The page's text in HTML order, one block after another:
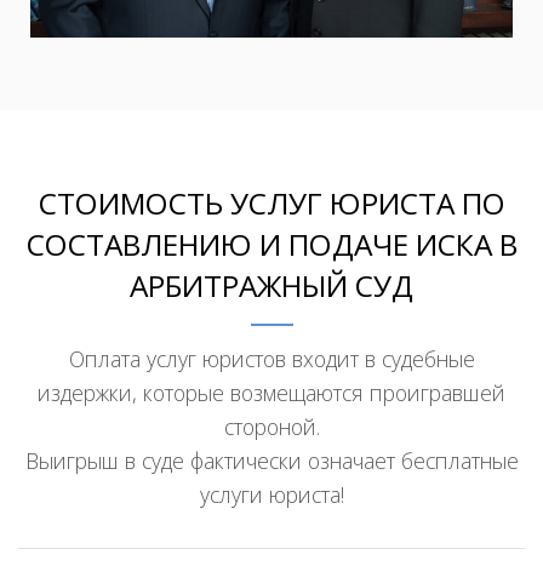
СТОИМОСТЬ УСЛУГ ЮРИСТА ПО
СОСТАВЛЕНИЮ И ПОДАЧЕ ИСКА В
АРБИТРАЖНЫЙ СУД
Оплата услуг юристов входит в судебные
издержки, которые возмещаются проигравшей
стороной.
Выигрыш в суде фактически означает бесплатные
услуги юриста!